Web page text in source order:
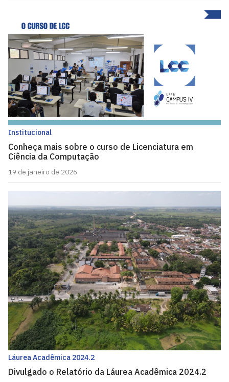
Institucional
Conheça mais sobre o curso de Licenciatura em
Ciência da Computação
19 de janeiro de 2026
Láurea Acadêmica 2024.2
Divulgado o Relatório da Láurea Acadêmica 2024.2